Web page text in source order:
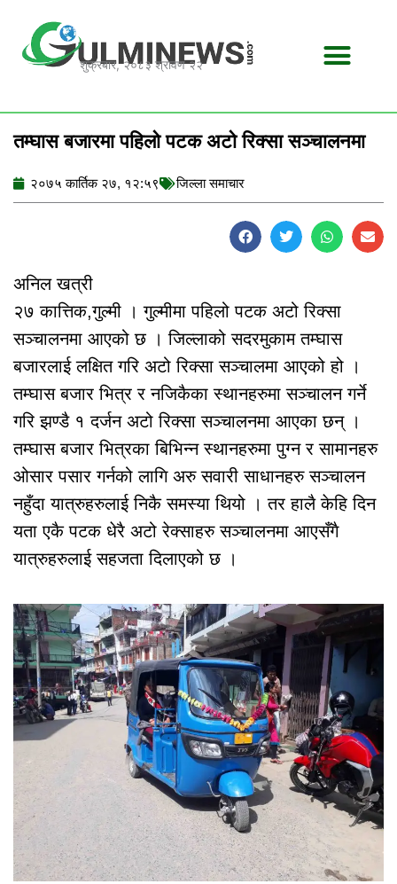
content
शुक्रबार, २०८३ श्रावण २२
तम्घास बजारमा पहिलो पटक अटो रिक्सा सञ्चालनमा
२०७५ कार्तिक २७, १२:५९ जिल्ला समाचार
अनिल खत्री
२७ कात्तिक,गुल्मी । गुल्मीमा पहिलो पटक अटो रिक्सा
सञ्चालनमा आएको छ । जिल्लाको सदरमुकाम तम्घास
बजारलाई लक्षित गरि अटो रिक्सा सञ्चालमा आएको हो ।
तम्घास बजार भित्र र नजिकैका स्थानहरुमा सञ्चालन गर्ने
गरि झण्डै १ दर्जन अटो रिक्सा सञ्चालनमा आएका छन् ।
तम्घास बजार भित्रका बिभिन्न स्थानहरुमा पुग्न र सामानहरु
ओसार पसार गर्नको लागि अरु सवारी साधानहरु सञ्चालन
नहुँदा यात्रुहरुलाई निकै समस्या थियो । तर हालै केहि दिन
यता एकै पटक धेरै अटो रेक्साहरु सञ्चालनमा आएसँगै
यात्रुहरुलाई सहजता दिलाएको छ ।